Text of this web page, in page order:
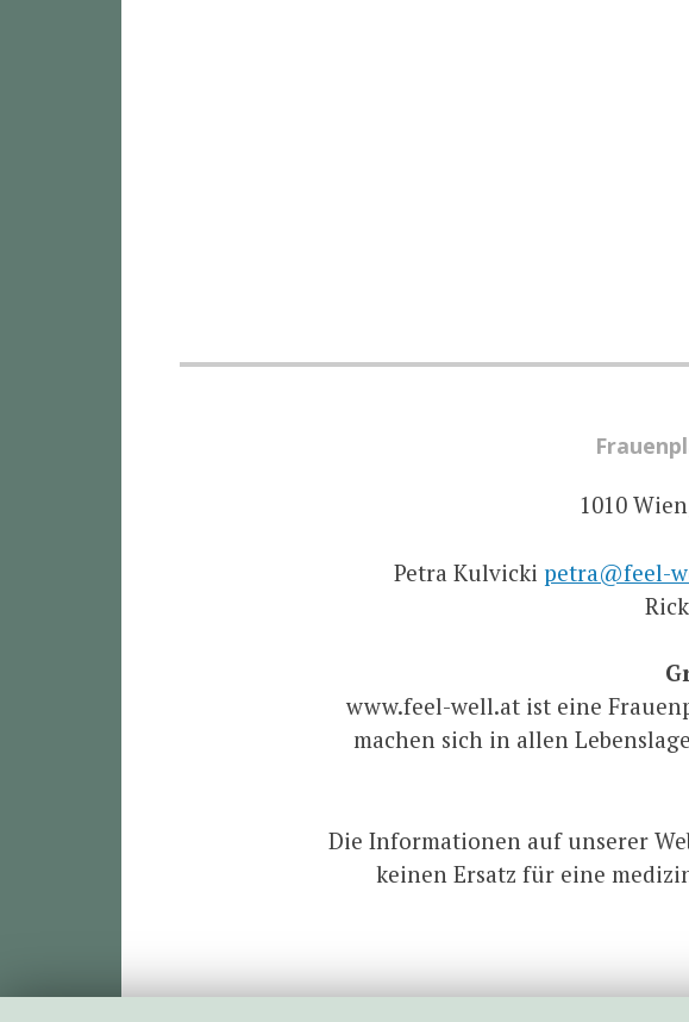
1010
Petra Kulvicki petra@feel-
www.feel-well.at ist eine
machen sich in allen
Die Informationen auf unserer
keinen Ersatz für eine